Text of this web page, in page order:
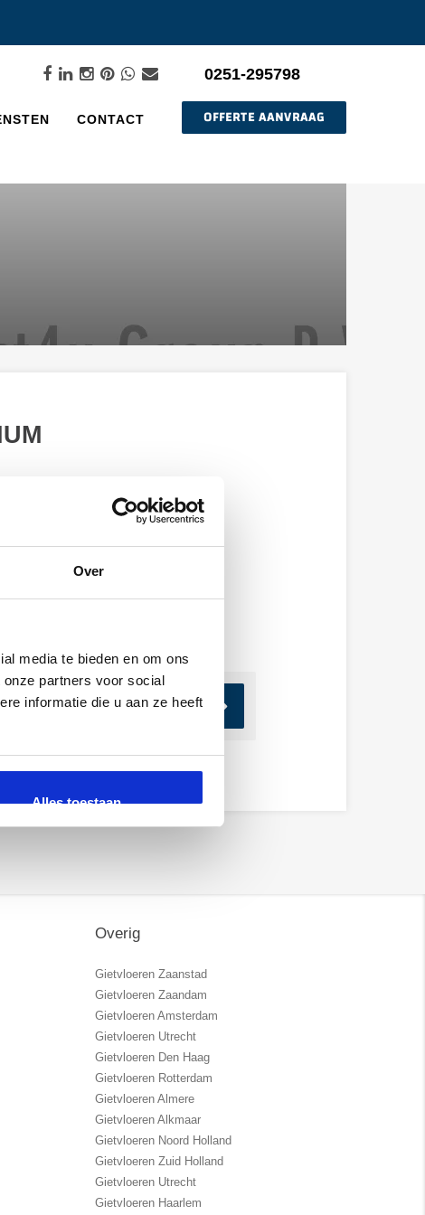
Over
media te bieden en om ons
partners voor social
informatie die u aan ze heeft
Alles toestaan
0251-295798
CONTACT OFFERTE AANVRAAG
Overig
Gietvloeren Zaanstad
Gietvloeren Zaandam
Gietvloeren Amsterdam
Gietvloeren Utrecht
Gietvloeren Den Haag
Gietvloeren Rotterdam
Gietvloeren Almere
Gietvloeren Alkmaar
Gietvloeren Noord Holland
Gietvloeren Zuid Holland
Gietvloeren Utrecht
Gietvloeren Haarlem